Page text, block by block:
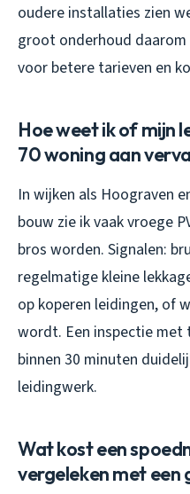
oudere installaties zien
groot onderhoud
voor betere tarieven en
Hoe weet ik of mijn
70 woning aan
In wijken als Hoograven
bouw zie ik vaak vroege
bros worden. Signalen:
regelmatige kleine
op koperen leidingen, of
wordt. Een inspectie met
binnen 30 minuten
leidingwerk.
Wat kost een
vergeleken met een